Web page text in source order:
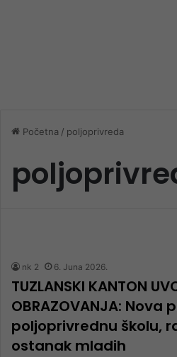
Početna / poljoprivreda
nk 2 6. Juna 2026.
TUZLANSKI KANTON
OBRAZOVANJA: Nova
poljoprivrednu školu,
ostanak mladih